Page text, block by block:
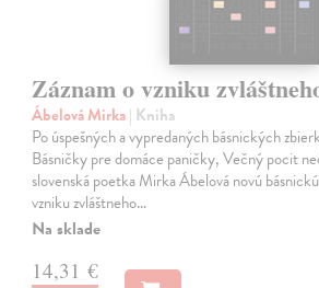
Záznam o vzniku
Ábelová Mirka| Kniha
Po úspešných a vypredaných básnických
Básničky pre domáce paničky, Večný pocit
slovenská poetka Mirka Ábelová novú
vzniku zvláštneho…
Na sklade
14,31 €